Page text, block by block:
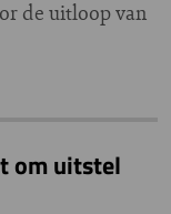
de uitloop van
om uitstel